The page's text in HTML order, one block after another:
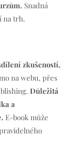
Snadná
na trh.
zkušeností,
na webu, přes
Důležitá
a
E-book může